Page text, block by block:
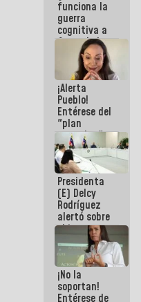
Eléctrico
Nacional
funciona la
guerra
cognitiva a
favor de la
narrativa
hegemónica?
(1)
¡Alerta
Pueblo!
Entérese del
"plan
enjambre"
de La Sayo
para
sabotear el
diálogo y
promover el
caos
Presidenta
(E) Delcy
Rodríguez
alertó sobre
el impacto
de la
emergencia
climática en
los oceános
¡No la
soportan!
Entérese de